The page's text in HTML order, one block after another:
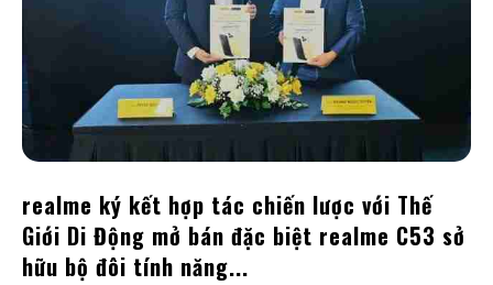
realme ký kết hợp tác chiến lược với Thế
Giới Di Động mở bán đặc biệt realme C53 sở
hữu bộ đôi tính năng...